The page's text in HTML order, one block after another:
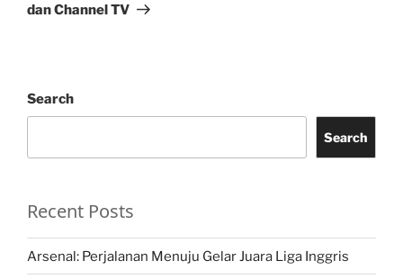
dan Channel TV
Search
Search
Recent Posts
Arsenal: Perjalanan Menuju Gelar Juara Liga Inggris